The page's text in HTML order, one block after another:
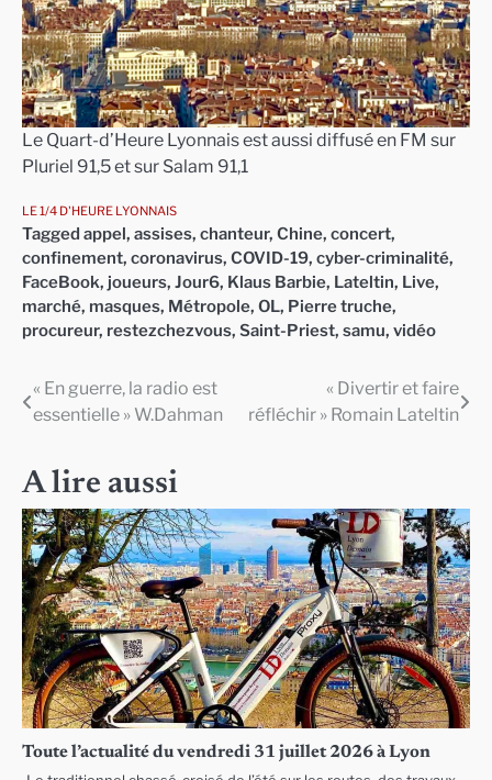
Le Quart-d’Heure Lyonnais est aussi diffusé en FM sur
Pluriel 91,5 et sur Salam 91,1
LE 1/4 D'HEURE LYONNAIS
Tagged appel, assises, chanteur, Chine, concert,
confinement, coronavirus, COVID-19, cyber-criminalité,
FaceBook, joueurs, Jour6, Klaus Barbie, Lateltin, Live,
marché, masques, Métropole, OL, Pierre truche,
procureur, restezchezvous, Saint-Priest, samu, vidéo
Navigation
l’article
« En guerre, la radio est
essentielle » W.Dahman
« Divertir et faire
réfléchir » Romain Lateltin
A lire aussi
Toute l’actualité du vendredi 31 juillet 2026 à Lyon